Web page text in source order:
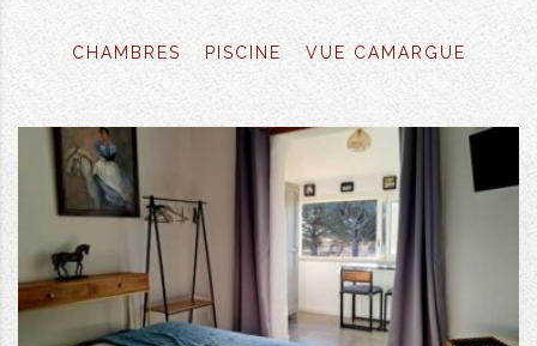
CHAMBRES PISCINE VUE CAMARGUE